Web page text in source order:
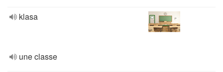
klasa
une classe